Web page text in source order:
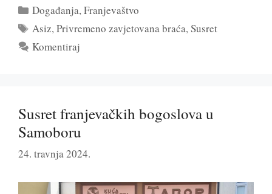
Kategorije
Događanja,Franjevaštvo
Oznake
Asiz,Privremeno zavjetovana braća,Susret
Komentiraj
Susret franjevačkih bogoslova u
Samoboru
24. travnja 2024.